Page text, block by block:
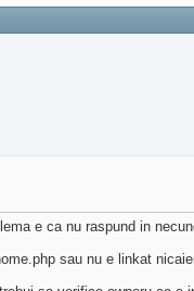
e ca nu raspund in
sau nu e linkat